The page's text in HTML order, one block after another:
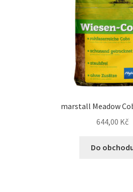
marstall Meadow
644,00 Kč
Do